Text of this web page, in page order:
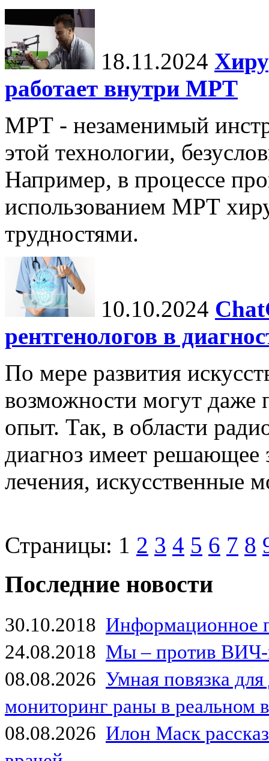
18.11.2024
работает внутри МРТ
МРТ - незаменимый
этой технологии,
Например, в процессе
использованием МРТ
трудностями.
10.10.2024
рентгенологов в
По мере развития
возможности могут даже
опыт. Так, в области
диагноз имеет решающее
лечения, искусственные
Страницы: 1 2 3 4 5 6 7 8
Последние новости
30.10.2018 Информационное
24.08.2018 Мы – против
08.08.2026 Умная повязка
мониторинг раны в реальном
08.08.2026 Илон Маск